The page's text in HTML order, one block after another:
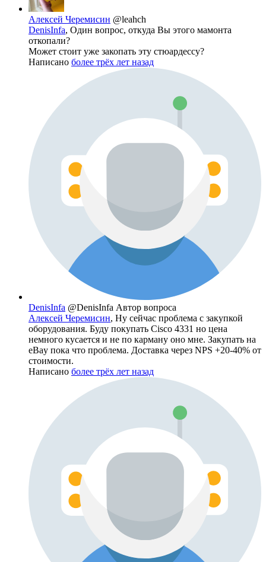
Алексей Черемисин @leahch
DenisInfa, Один вопрос, откуда Вы этого мамонта
откопали?
Может стоит уже закопать эту стюардессу?
Написано более трёх лет назад
DenisInfa @DenisInfa Автор вопроса
Алексей Черемисин, Ну сейчас проблема с закупкой
оборудования. Буду покупать Cisco 4331 но цена
немного кусается и не по карману оно мне. Закупать на
eBay пока что проблема. Доставка через NPS +20-40% от
стоимости.
Написано более трёх лет назад